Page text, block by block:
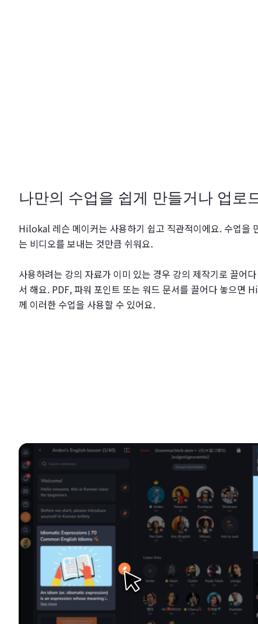
나만의 수업을 쉽게 만들거나 업로
Hilokal 레슨 메이커는 사용하기 쉽고 직관적이에요. 수업을
는 비디오를 보내는 것만큼 쉬워요.
사용하려는 강의 자료가 이미 있는 경우 강의 제작기로 끌어
서 해요. PDF, 파워 포인트 또는 워드 문서를 끌어다 놓으면
께 이러한 수업을 사용할 수 있어요.